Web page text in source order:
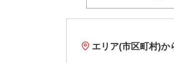
エリア(市区町村)か